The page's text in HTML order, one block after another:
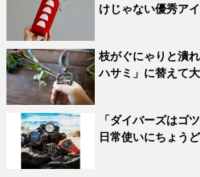
けじゃない優秀アイ
枝がぐにゃりと潰
ハサミ」に替えて
「ダイバーズはゴ
日常使いにちょう